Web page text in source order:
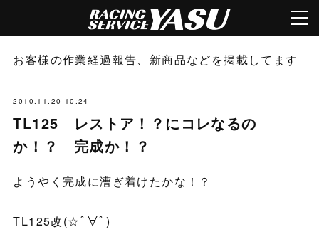
お客様の作業経過報告、新商品などを掲載してます
2010.11.20 10:24
TL125 レストア！？にコレなるの
か！？ 完成か！？
ようやく完成に漕ぎ着けたかな！？
TL125改(☆ﾟ∀ﾟ)